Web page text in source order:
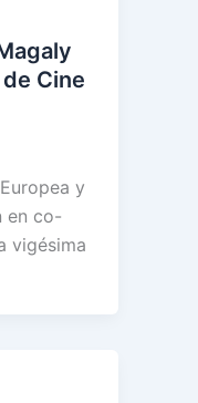
Cine
y
en co-
vigésima